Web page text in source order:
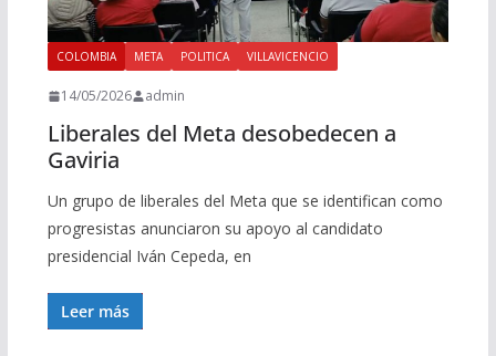
COLOMBIA META POLITICA VILLAVICENCIO
14/05/2026 admin
Liberales del Meta desobedecen a
Gaviria
Un grupo de liberales del Meta que se identifican como
progresistas anunciaron su apoyo al candidato
presidencial Iván Cepeda, en
Leer más